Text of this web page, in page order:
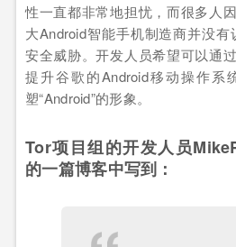
性一直都非常地担忧，而很多人
大Android智能手机制造商并没
安全威胁。开发人员希望可以通
提升谷歌的Android移动操作系
塑“Android”的形象。
Tor项目组的开发人员
的一篇博客中写到：